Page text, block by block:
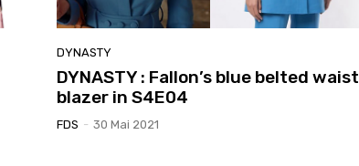
DYNASTY
DYNASTY : Fallon’s blue belted waist
blazer in S4E04
FDS - 30 Mai 2021